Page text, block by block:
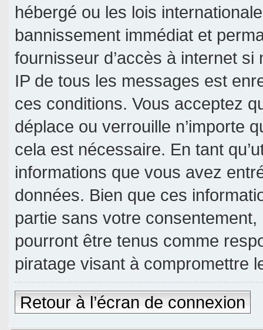
hébergé ou les lois
bannissement immédiat et
fournisseur d’accès à internet
IP de tous les messages est
ces conditions. Vous acceptez
déplace ou verrouille n’importe
cela est nécessaire. En tant
informations que vous avez
données. Bien que ces
partie sans votre consentement,
pourront être tenus comme
piratage visant à compromettre
Retour à l’écran de connexion